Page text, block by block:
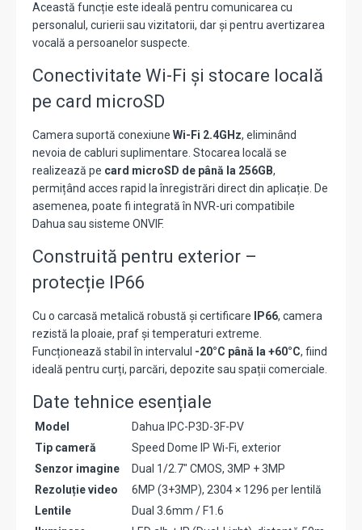
Această funcție este ideală pentru comunicarea cu
personalul, curierii sau vizitatorii, dar și pentru avertizarea
vocală a persoanelor suspecte.
Conectivitate Wi-Fi și stocare locală
pe card microSD
Camera suportă conexiune Wi-Fi 2.4GHz, eliminând
nevoia de cabluri suplimentare. Stocarea locală se
realizează pe card microSD de până la 256GB,
permițând acces rapid la înregistrări direct din aplicație. De
asemenea, poate fi integrată în NVR-uri compatibile
Dahua sau sisteme ONVIF.
Construită pentru exterior –
protecție IP66
Cu o carcasă metalică robustă și certificare IP66, camera
rezistă la ploaie, praf și temperaturi extreme.
Funcționează stabil în intervalul -20°C până la +60°C, fiind
ideală pentru curți, parcări, depozite sau spații comerciale.
Date tehnice esențiale
Model
Dahua IPC-P3D-3F-PV
Tip cameră
Speed Dome IP Wi-Fi, exterior
Senzor imagine
Dual 1/2.7" CMOS, 3MP + 3MP
Rezoluție video
6MP (3+3MP), 2304 × 1296 per lentilă
Lentile
Dual 3.6mm / F1.6